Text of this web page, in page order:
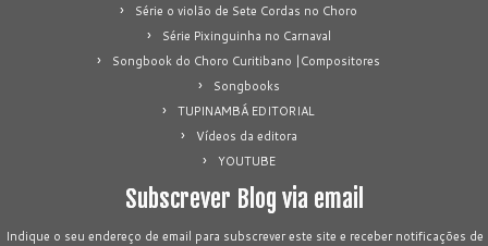
Série o violão de Sete Cordas no Choro
Série Pixinguinha no Carnaval
Songbook do Choro Curitibano |Compositores
Songbooks
TUPINAMBÁ EDITORIAL
Vídeos da editora
YOUTUBE
Subscrever Blog via email
Indique o seu endereço de email para subscrever este site e receber notificações de